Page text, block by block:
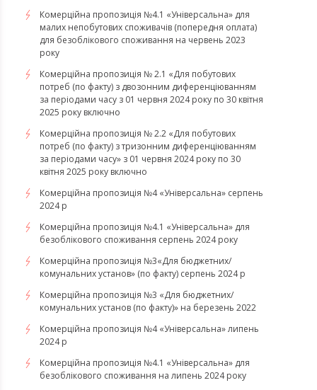
Комерційна пропозиція №4.1 «Універсальна» для
малих непобутових споживачів (попередня оплата)
для безоблікового споживання на червень 2023
року
Комерційна пропозиція № 2.1 «Для побутових
потреб (по факту) з двозонним диференціюванням
за періодами часу з 01 червня 2024 року по 30 квітня
2025 року включно
Комерційна пропозиція № 2.2 «Для побутових
потреб (по факту) з тризонним диференціюванням
за періодами часу» з 01 червня 2024 року по 30
квітня 2025 року включно
Комерційна пропозиція №4 «Універсальна» серпень
2024 р
Комерційна пропозиція №4.1 «Універсальна» для
безоблікового споживання серпень 2024 року
Комерційна пропозиція №3«Для бюджетних/
комунальних установ» (по факту) серпень 2024 р
Комерційна пропозиція №3 «Для бюджетних/
комунальних установ (по факту)» на березень 2022
Комерційна пропозиція №4 «Універсальна» липень
2024 р
Комерційна пропозиція №4.1 «Універсальна» для
безоблікового споживання на липень 2024 року